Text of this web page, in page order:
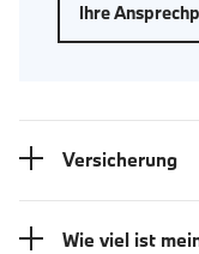
Ihre
Versicherung
Wie viel ist